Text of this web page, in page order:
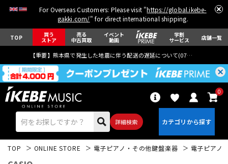
For Overseas Customers: Please visit "https://global.ikebe-
gakki.com/" for direct international shipping.
TOP 買う
ストア
売る
中古買取
イベント
動画
学割
サービス 店舗一覧
【重要】熊本県で発生した地震に伴う配送の遅延について(07月29日
詳細検索
0
TOP ONLINE STORE 電子ピアノ・その他鍵盤楽器 電子ピアノ